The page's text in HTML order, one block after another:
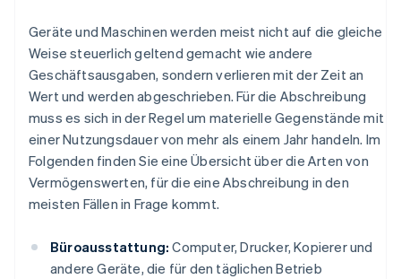
Geräte und Maschinen werden meist nicht auf die gleiche
Weise steuerlich geltend gemacht wie andere
Geschäftsausgaben, sondern verlieren mit der Zeit an
Wert und werden abgeschrieben. Für die Abschreibung
muss es sich in der Regel um materielle Gegenstände mit
einer Nutzungsdauer von mehr als einem Jahr handeln. Im
Folgenden finden Sie eine Übersicht über die Arten von
Vermögenswerten, für die eine Abschreibung in den
meisten Fällen in Frage kommt.
Büroausstattung: Computer, Drucker, Kopierer und
andere Geräte, die für den täglichen Betrieb